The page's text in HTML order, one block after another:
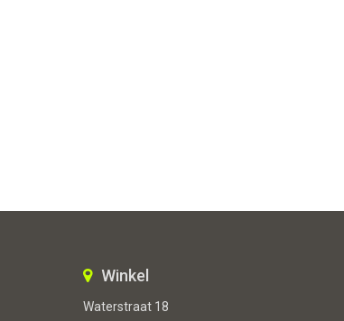
Winkel
Waterstraat 18